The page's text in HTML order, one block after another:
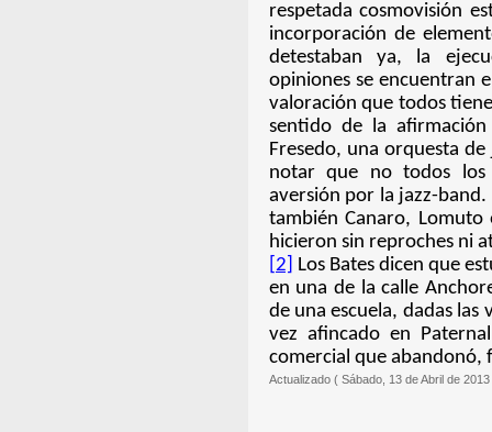
respetada cosmovisión
incorporación de
detestaban ya, la
opiniones se encuentran
valoración que todos
sentido de la
Fresedo, una orquesta
notar que no todos los
aversión por la jazz-
también Canaro,
hicieron sin reproches ni
[2]
Los Bates dicen que
en una de la calle
de una escuela, dadas las
vez afincado en
comercial que abandonó,
Actualizado ( Sábado, 13 de Abril de